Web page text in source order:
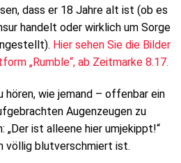
dass er 18 Jahre alt ist (ob es
handelt oder wirklich um Sorge
Hier sehen Sie die Bilder
„Rumble“, ab Zeitmarke 8.17.
hören, wie jemand – offenbar ein
Augenzeugen zu
„Der ist alleene hier umjekippt!“
völlig blutverschmiert ist.